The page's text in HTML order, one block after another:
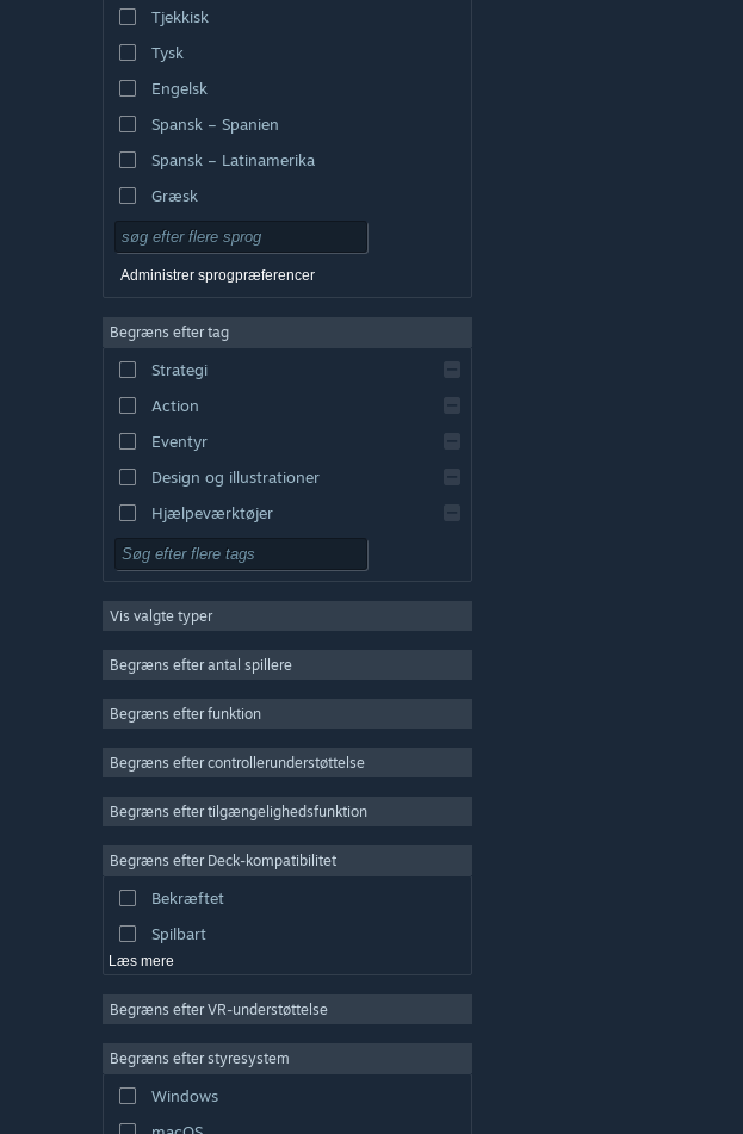
Tjekkisk
Tysk
Engelsk
Spansk – Spanien
Spansk – Latinamerika
Græsk
Administrer sprogpræferencer
Begræns efter tag
Strategi
Action
Eventyr
Design og illustrationer
Hjælpeværktøjer
Gratis at spille
Massiv multiplayer
Indie
Simulation
Videoproduktion
Billedredigering
Vis valgte typer
Begræns efter antal spillere
Begræns efter funktion
Begræns efter controllerunderstøttelse
Begræns efter tilgængelighedsfunktion
Begræns efter Deck-kompatibilitet
Bekræftet
Spilbart
Læs mere
Begræns efter VR-understøttelse
Begræns efter styresystem
Windows